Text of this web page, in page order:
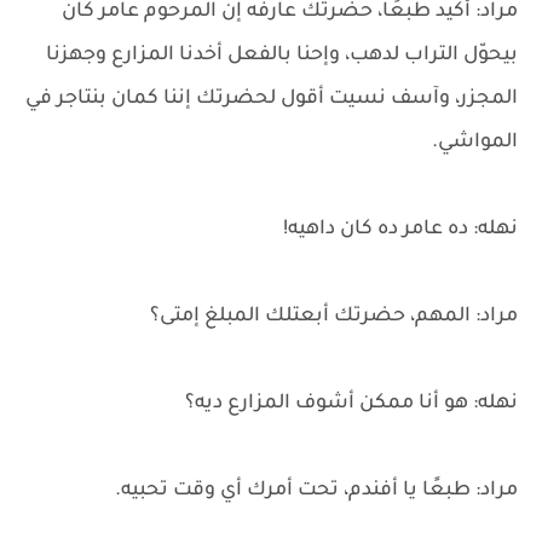
مراد: أكيد طبعًا، حضرتك عارفه إن المرحوم عامر كان
بيحوّل التراب لدهب، وإحنا بالفعل أخدنا المزارع وجهزنا
المجزر، وآسف نسيت أقول لحضرتك إننا كمان بنتاجر في
المواشي.
نهله: ده عامر ده كان داهيه!
مراد: المهم، حضرتك أبعتلك المبلغ إمتى؟
نهله: هو أنا ممكن أشوف المزارع ديه؟
مراد: طبعًا يا أفندم، تحت أمرك أي وقت تحبيه.